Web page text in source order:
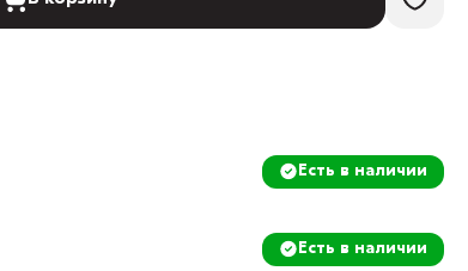
Есть в наличии
Есть в наличии